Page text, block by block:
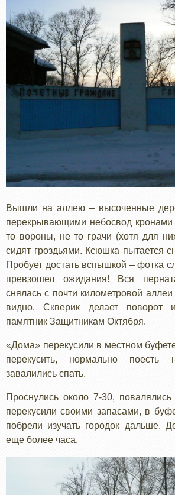
Вышли на аллею – высоченные
перекрывающими небосвод кронами
то вороны, не то грачи (хотя для
сидят гроздьями. Ксюшка пытается
Пробует достать вспышкой – фотка
превзошел ожидания! Вся
снялась с почти километровой
видно. Скверик делает
памятник Защитникам Октября.
«Дома» перекусили в местном
перекусить, нормально поесть
завалились спать.
Проснулись около 7-30,
перекусили своими запасами, в
побрели изучать городок дальше.
еще более часа.